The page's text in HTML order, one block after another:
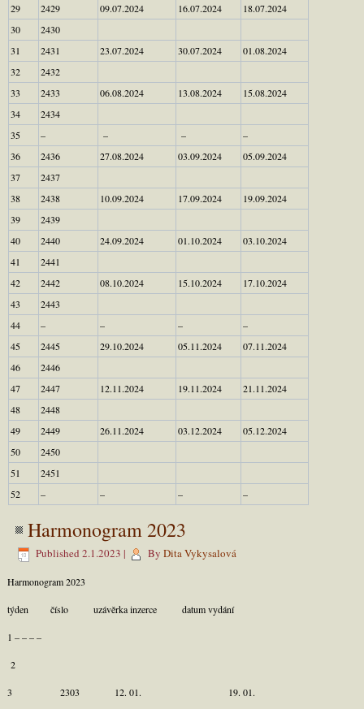
29
2429 09.07.2024 16.07.2024
18.07.2024
30
2430
31
2431 23.07.2024 30.07.2024
01.08.2024
32
2432
33
2433 06.08.2024 13.08.2024
15.08.2024
34
2434
35
– – –
–
36
2436 27.08.2024 03.09.2024
05.09.2024
37
2437
38
2438 10.09.2024 17.09.2024
19.09.2024
39
2439
40
2440 24.09.2024 01.10.2024
03.10.2024
41
2441
42
2442 08.10.2024 15.10.2024
17.10.2024
43
2443
44
– – –
–
45
2445 29.10.2024 05.11.2024
07.11.2024
46
2446
47
2447 12.11.2024 19.11.2024
21.11.2024
48
2448
49
2449 26.11.2024 03.12.2024
05.12.2024
50
2450
51
2451
52
– – – –
Harmonogram 2023
Published 2.1.2023 | By Dita Vykysalová
Harmonogram 2023
týden číslo uzávěrka inzerce datum vydání
1 – – – –
2
3 2303 12. 01. 19. 01.